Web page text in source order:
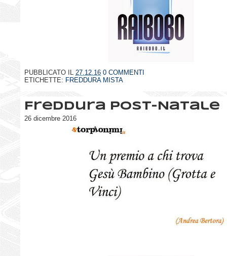
PUBBLICATO IL 27.12.16 0 COMMENTI
ETICHETTE: FREDDURA MISTA
Freddura post-Natale
26 dicembre 2016